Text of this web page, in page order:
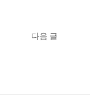
다음 글